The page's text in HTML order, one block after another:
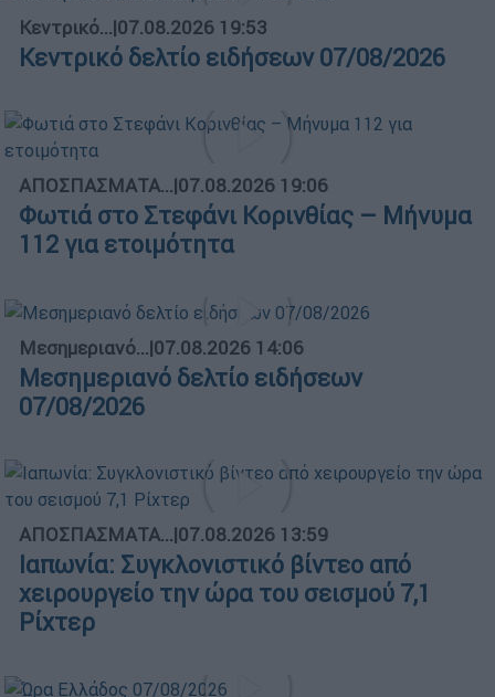
Κεντρικό...|07.08.2026 19:53
Κεντρικό δελτίο ειδήσεων 07/08/2026
ΑΠΟΣΠΑΣΜΑΤΑ...|07.08.2026 19:06
Φωτιά στο Στεφάνι Κορινθίας – Μήνυμα
112 για ετοιμότητα
Μεσημεριανό...|07.08.2026 14:06
Μεσημεριανό δελτίο ειδήσεων
07/08/2026
ΑΠΟΣΠΑΣΜΑΤΑ...|07.08.2026 13:59
Ιαπωνία: Συγκλονιστικό βίντεο από
χειρουργείο την ώρα του σεισμού 7,1
Ρίχτερ